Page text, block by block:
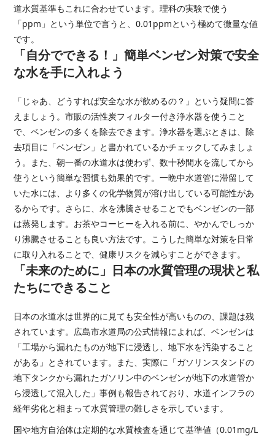
道水質基準もこれに合わせています。理科の実験で使う
「ppm」という単位で言うと、0.01ppmという極めて微量な値
です。
「自分でできる！」簡単ベンゼン対策で安全
な水を手に入れよう
「じゃあ、どうすれば安全な水が飲めるの？」という疑問に答
えましょう。市販の活性炭フィルター付き浄水器を使うこと
で、ベンゼンの多くを除去できます。浄水器を選ぶときは、除
去項目に「ベンゼン」と書かれているかチェックしてみましょ
う。また、朝一番の水道水は使わず、数十秒間水を流してから
使うという簡単な習慣も効果的です。一晩中水道管に滞留して
いた水には、より多くの化学物質が溶け出している可能性があ
るからです。さらに、水を沸騰させることでもベンゼンの一部
は蒸発します。お茶やコーヒーを入れる前に、やかんでしっか
り沸騰させることも良い方法です。こうした簡単な対策を日常
に取り入れることで、健康リスクを減らすことができます。
「未来のために」日本の水質管理の現状と私
たちにできること
日本の水道水は世界的に見ても安全性が高いものの、課題は残
されています。広島市水道局の公式情報によれば、ベンゼンは
「工場から漏れたものが地下に浸透し、地下水を汚染すること
がある」とされています。また、実際に「ガソリンスタンドの
地下タンクから漏れたガソリン中のベンゼンが地下の水道管か
ら浸透して混入した」事例も報告されており、水道インフラの
経年劣化と相まって水質管理の難しさを示しています。
国や地方自治体は定期的な水質検査を通じて基準値（0.01mg/L